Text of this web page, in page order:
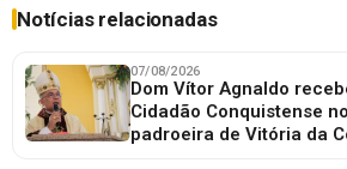
Notícias relacionadas
07/08/2026
Dom Vítor Agnaldo
Cidadão Conquistense
padroeira de Vitória da